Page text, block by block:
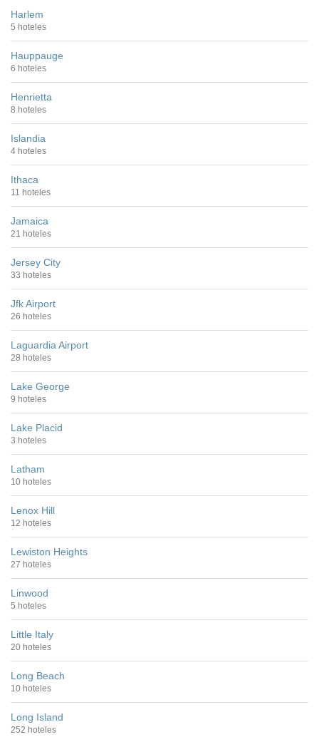
Harlem
5 hoteles
Hauppauge
6 hoteles
Henrietta
8 hoteles
Islandia
4 hoteles
Ithaca
11 hoteles
Jamaica
21 hoteles
Jersey City
33 hoteles
Jfk Airport
26 hoteles
Laguardia Airport
28 hoteles
Lake George
9 hoteles
Lake Placid
3 hoteles
Latham
10 hoteles
Lenox Hill
12 hoteles
Lewiston Heights
27 hoteles
Linwood
5 hoteles
Little Italy
20 hoteles
Long Beach
10 hoteles
Long Island
252 hoteles